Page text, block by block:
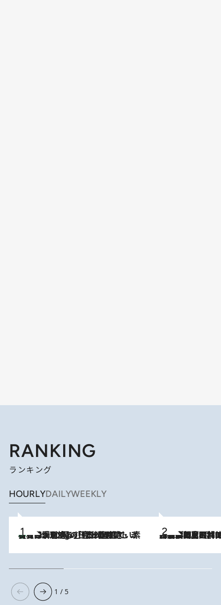
RANKING
ランキング
HOURLYDAILYWEEKLY
3 Hours Ago
【大分・別府】「今一番おいしい食材を調理する」1日2組限定・ミシュラン2ツ星の日本料理店で、素材と四季を愉しむ極上の時間 2026.8.8
「最後に見られてよかった」上野動物園の東園パンダ舎が解体前に特別公開。8月16日まで延長されたパネル展と共に辿る“半世紀”のパンダ飼育《解体工事の図面あり》
1 / 5